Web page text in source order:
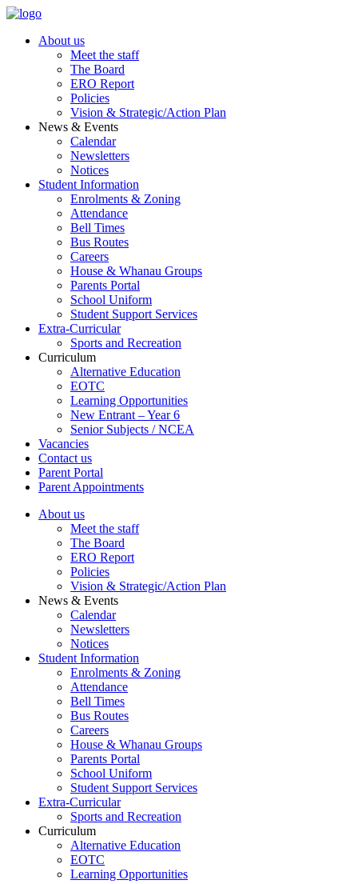
Skip
contentAbout us
Meet the staff
The Board
ERO Report
Policies
Vision & Strategic/Action Plan
News & Events
Calendar
Newsletters
Notices
Student Information
Enrolments & Zoning
Attendance
Bell Times
Bus Routes
Careers
House & Whanau Groups
Parents Portal
School Uniform
Student Support Services
Extra-Curricular
Sports and Recreation
Curriculum
Alternative Education
EOTC
Learning Opportunities
New Entrant – Year 6
Senior Subjects / NCEA
Vacancies
Contact us
Parent Portal
Parent Appointments
About us
Meet the staff
The Board
ERO Report
Policies
Vision & Strategic/Action Plan
News & Events
Calendar
Newsletters
Notices
Student Information
Enrolments & Zoning
Attendance
Bell Times
Bus Routes
Careers
House & Whanau Groups
Parents Portal
School Uniform
Student Support Services
Extra-Curricular
Sports and Recreation
Curriculum
Alternative Education
EOTC
Learning Opportunities